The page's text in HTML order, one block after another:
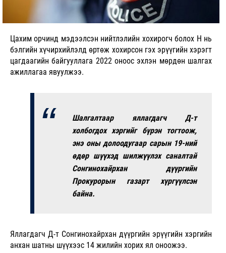
Цахим орчинд мэдээлсэн нийтлэлийн хохирогч болох Н нь
бэлгийн хүчирхийлэлд өртөж хохирсон гэх эрүүгийн хэрэгт
цагдаагийн байгууллага 2022 оноос эхлэн мөрдөн шалгах
ажиллагаа явуулжээ.
Шалгалтаар яллагдагч Д-т
холбогдох хэргийг бүрэн тогтоож,
энэ оны долоодугаар сарын 19-ний
өдөр шүүхэд шилжүүлэх саналтай
Сонгинохайрхан дүүргийн
Прокурорын газарт хүргүүлсэн
байна.
Яллагдагч Д-т Сонгинохайрхан дүүргийн эрүүгийн хэргийн
анхан шатны шүүхээс 14 жилийн хорих ял оноожээ.